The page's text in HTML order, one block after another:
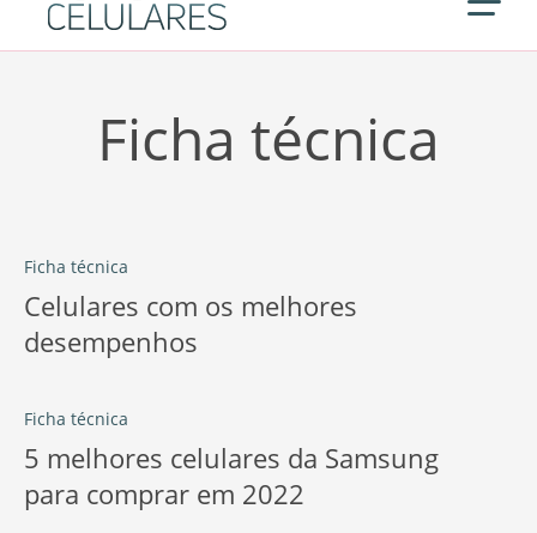
Ficha técnica
Ficha técnica
Celulares com os melhores
desempenhos
Ficha técnica
5 melhores celulares da Samsung
para comprar em 2022